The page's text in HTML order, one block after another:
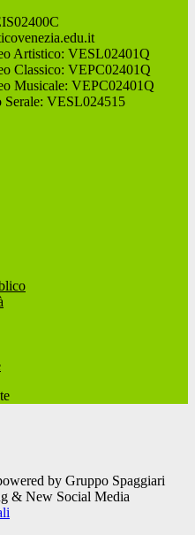
Artistico: VESL02401Q
Classico: VEPC02401Q
Musicale: VEPC02401Q
VESL024515
by Gruppo Spaggiari
& New Social Media